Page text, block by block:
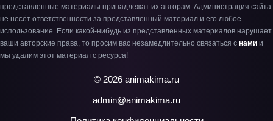
представленные материалы принадлежат их авторам. Администрация сайта
не несёт ответственности за представленный материал и его любое
использование. Если какой-нибудь из представленных материалов нарушает
ваши авторские права, то просим вас незамедлительно связаться с нами и
мы удалим этот материал с ресурса!
© 2026 animakima.ru
admin@animakima.ru